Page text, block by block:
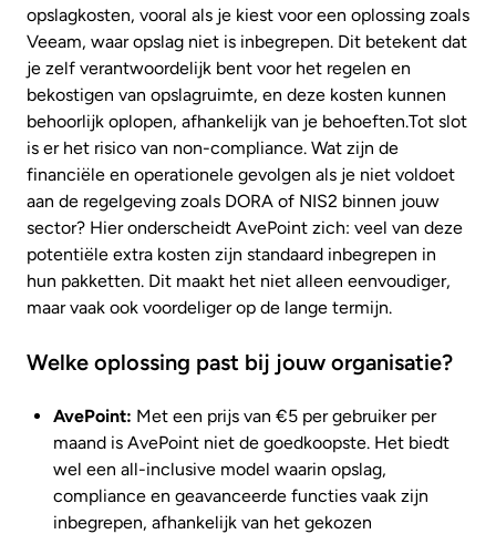
opslagkosten, vooral als je kiest voor een oplossing zoals
Veeam, waar opslag niet is inbegrepen. Dit betekent dat
je zelf verantwoordelijk bent voor het regelen en
bekostigen van opslagruimte, en deze kosten kunnen
behoorlijk oplopen, afhankelijk van je behoeften.Tot slot
is er het risico van non-compliance. Wat zijn de
financiële en operationele gevolgen als je niet voldoet
aan de regelgeving zoals DORA of NIS2 binnen jouw
sector? Hier onderscheidt AvePoint zich: veel van deze
potentiële extra kosten zijn standaard inbegrepen in
hun pakketten. Dit maakt het niet alleen eenvoudiger,
maar vaak ook voordeliger op de lange termijn.
Welke oplossing past bij jouw organisatie?
AvePoint: Met een prijs van €5 per gebruiker per
maand is AvePoint niet de goedkoopste. Het biedt
wel een all-inclusive model waarin opslag,
compliance en geavanceerde functies vaak zijn
inbegrepen, afhankelijk van het gekozen